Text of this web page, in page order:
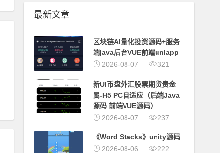
最新文章
区块链AI量化投资源码+服务
端java后台VUE前端uniapp
2026-08-07
321
新UI币盘外汇股票期货贵金
属-H5 PC自适应（后端Java
源码 前端VUE源码）
2026-08-07
237
《Word Stacks》unity源码
2026-08-06
222